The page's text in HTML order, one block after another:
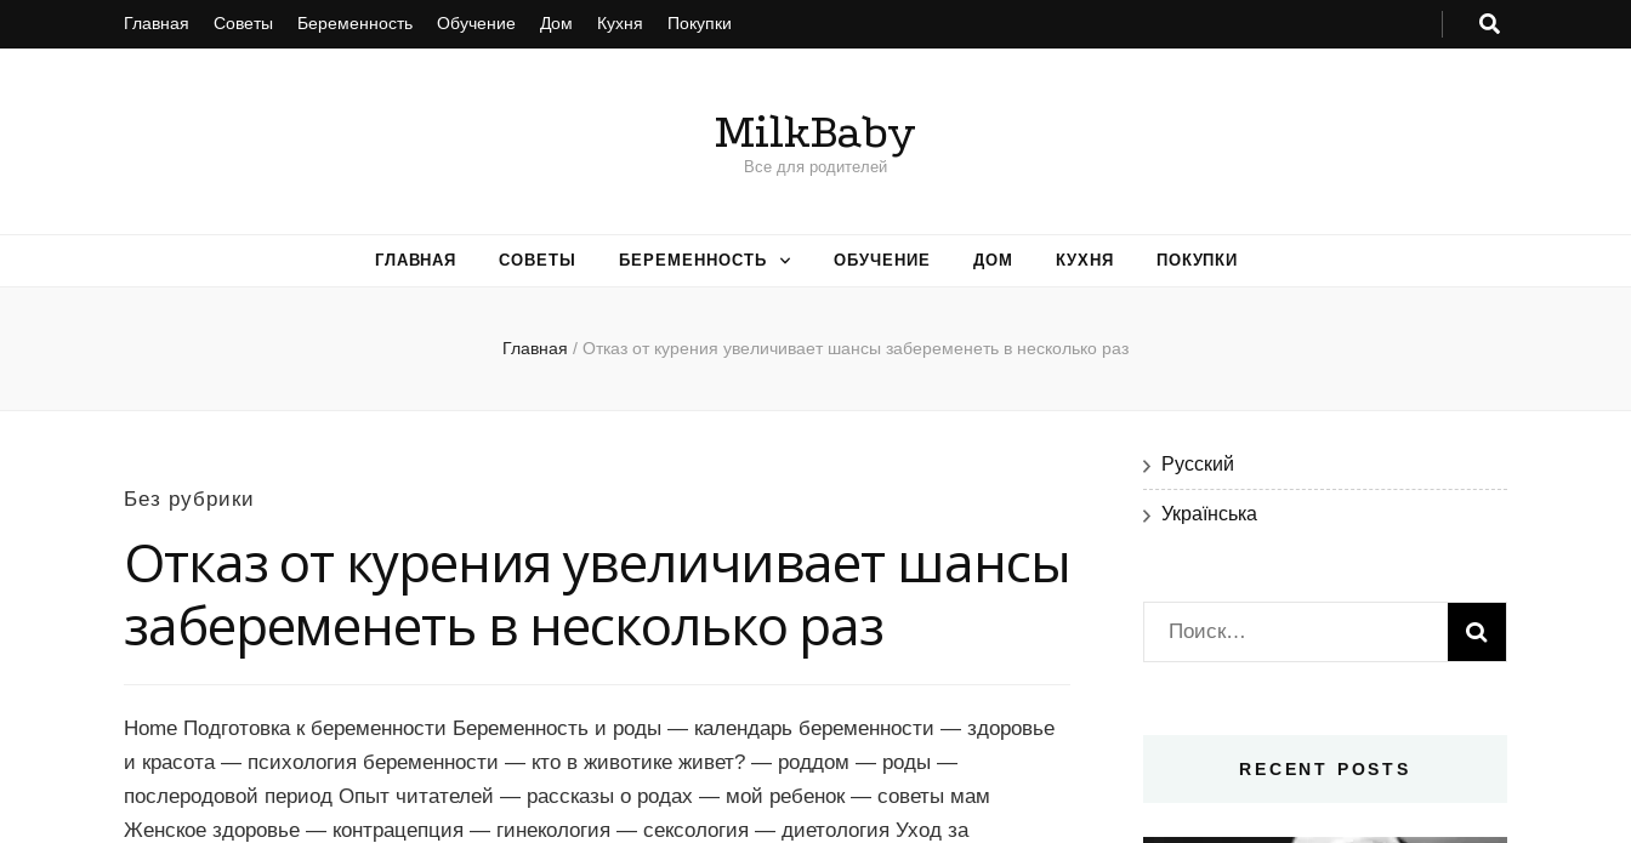
Главная Советы Беременность Обучение Дом Кухня Покупки
MilkBaby
Все для родителей
ГЛАВНАЯ СОВЕТЫ БЕРЕМЕННОСТЬ ОБУЧЕНИЕ ДОМ КУХНЯ ПОКУПКИ
Главная / Отказ от курения увеличивает шансы забеременеть в несколько раз
Без рубрики
Отказ от курения увеличивает шансы
забеременеть в несколько раз
Home Подготовка к беременности Беременность и роды — календарь беременности — здоровье
и красота — психология беременности — кто в животике живет? — роддом — роды —
послеродовой период Опыт читателей — рассказы о родах — мой ребенок — советы мам
Женское здоровье — контрацепция — гинекология — сексология — диетология Уход за
Русский
Українська
Найти:
RECENT POSTS